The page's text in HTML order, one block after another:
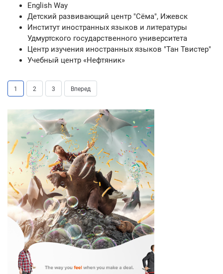
English Way
Детский развивающий центр "Сёма", Ижевск
Институт иностранных языков и литературы
Удмуртского государственного университета
Центр изучения иностранных языков "Тан Твистер"
Учебный центр «Нефтяник»
1 2 3 Вперед